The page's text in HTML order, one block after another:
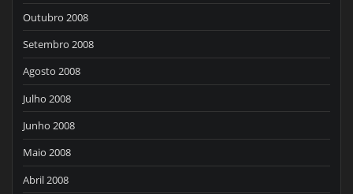
Outubro 2008
Setembro 2008
Agosto 2008
Julho 2008
Junho 2008
Maio 2008
Abril 2008